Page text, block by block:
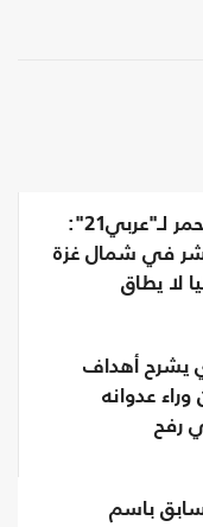
الصليب الأحمر لـ"عربي21":
في شمال غزة
لا يطاق
يشرح أهداف
وراء عدوانه
رفح
باسم